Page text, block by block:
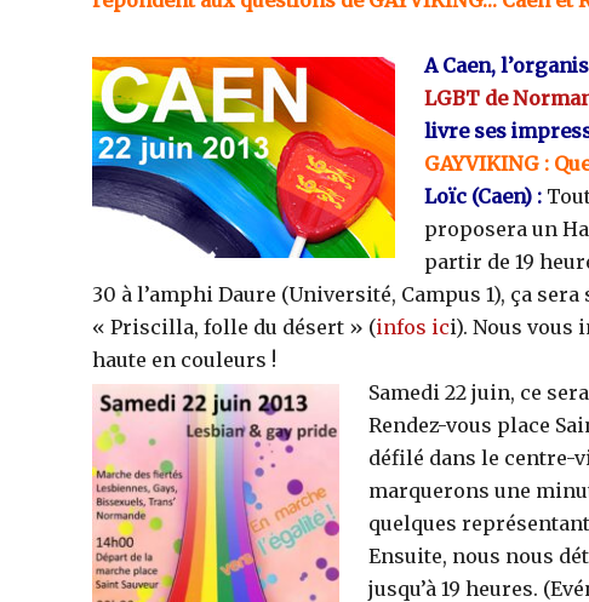
A Caen,
LGBT de
livre ses
GAYVIKING :
Loïc (Caen) :
proposera un
partir de 19
30 à l’amphi Daure (Université, Campus 1), ça
« Priscilla, folle du désert » (infos ici). Nous vous
haute en couleurs !
Samedi 22 juin, ce
Rendez-vous place
défilé dans le centre-
marquerons une
quelques
Ensuite, nous nous
jusqu’à 19 heures.